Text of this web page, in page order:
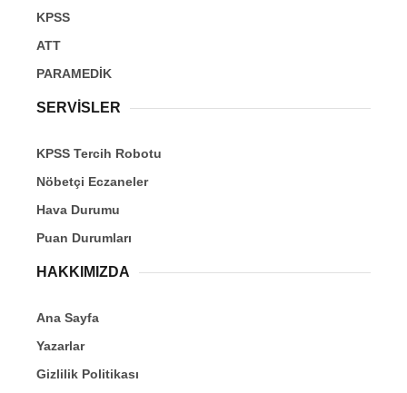
KPSS
ATT
PARAMEDİK
SERVİSLER
KPSS Tercih Robotu
Nöbetçi Eczaneler
Hava Durumu
Puan Durumları
HAKKIMIZDA
Ana Sayfa
Yazarlar
Gizlilik Politikası